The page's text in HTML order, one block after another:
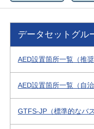
データセットグル
AED設置箇所一覧（推奨
AED設置箇所一覧（自
GTFS-JP（標準的なバ